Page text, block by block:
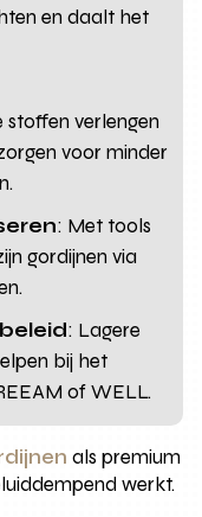
en daalt het
stoffen verlengen
voor minder
: Met tools
gordijnen via
: Lagere
bij het
of WELL.
als premium
werkt.